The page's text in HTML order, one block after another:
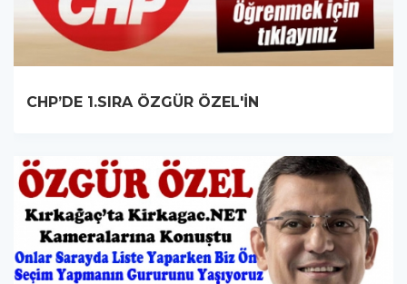
CHP’DE 1.SIRA ÖZGÜR ÖZEL'İN